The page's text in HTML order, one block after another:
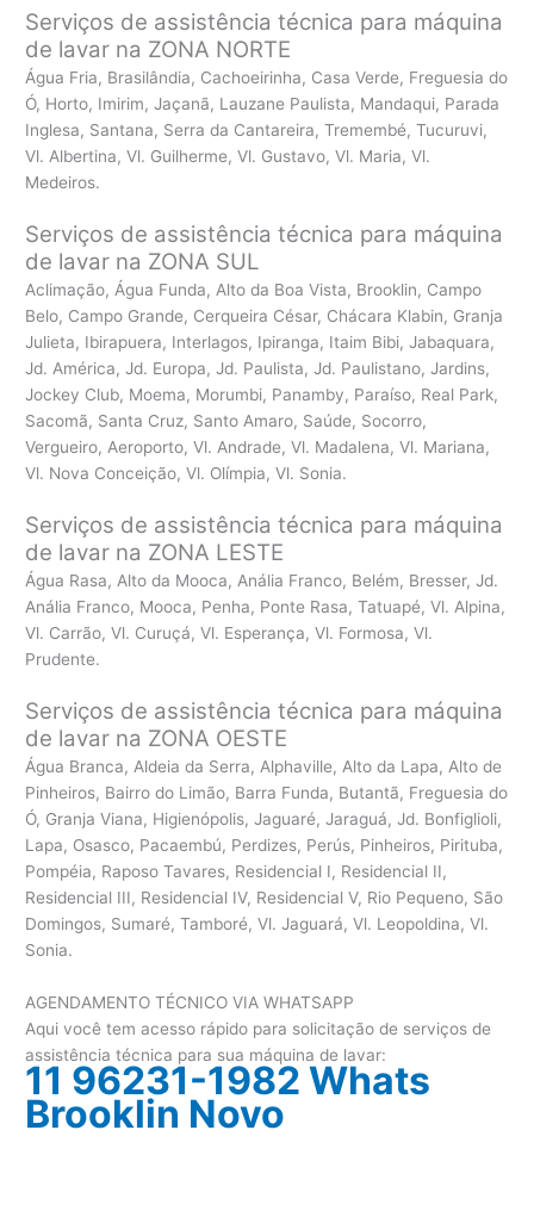
Serviços de assistência técnica para máquina
de lavar na ZONA NORTE
Água Fria, Brasilândia, Cachoeirinha, Casa Verde, Freguesia do
Ó, Horto, Imirim, Jaçanã, Lauzane Paulista, Mandaqui, Parada
Inglesa, Santana, Serra da Cantareira, Tremembé, Tucuruvi,
Vl. Albertina, Vl. Guilherme, Vl. Gustavo, Vl. Maria, Vl.
Medeiros.
Serviços de assistência técnica para máquina
de lavar na ZONA SUL
Aclimação, Água Funda, Alto da Boa Vista, Brooklin, Campo
Belo, Campo Grande, Cerqueira César, Chácara Klabin, Granja
Julieta, Ibirapuera, Interlagos, Ipiranga, Itaim Bibi, Jabaquara,
Jd. América, Jd. Europa, Jd. Paulista, Jd. Paulistano, Jardins,
Jockey Club, Moema, Morumbi, Panamby, Paraíso, Real Park,
Sacomã, Santa Cruz, Santo Amaro, Saúde, Socorro,
Vergueiro, Aeroporto, Vl. Andrade, Vl. Madalena, Vl. Mariana,
Vl. Nova Conceição, Vl. Olímpia, Vl. Sonia.
Serviços de assistência técnica para máquina
de lavar na ZONA LESTE
Água Rasa, Alto da Mooca, Anália Franco, Belém, Bresser, Jd.
Anália Franco, Mooca, Penha, Ponte Rasa, Tatuapé, Vl. Alpina,
Vl. Carrão, Vl. Curuçá, Vl. Esperança, Vl. Formosa, Vl.
Prudente.
Serviços de assistência técnica para máquina
de lavar na ZONA OESTE
Água Branca, Aldeia da Serra, Alphaville, Alto da Lapa, Alto de
Pinheiros, Bairro do Limão, Barra Funda, Butantã, Freguesia do
Ó, Granja Viana, Higienópolis, Jaguaré, Jaraguá, Jd. Bonfiglioli,
Lapa, Osasco, Pacaembú, Perdizes, Perús, Pinheiros, Pirituba,
Pompéia, Raposo Tavares, Residencial I, Residencial II,
Residencial III, Residencial IV, Residencial V, Rio Pequeno, São
Domingos, Sumaré, Tamboré, Vl. Jaguará, Vl. Leopoldina, Vl.
Sonia.
AGENDAMENTO TÉCNICO VIA WHATSAPP
Aqui você tem acesso rápido para solicitação de serviços de
assistência técnica para sua máquina de lavar:
11 96231-1982 Whats
Brooklin Novo